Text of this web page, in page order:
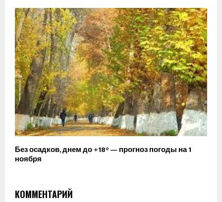
Без осадков, днем до +18° — прогноз погоды на 1
ноября
КОММЕНТАРИЙ